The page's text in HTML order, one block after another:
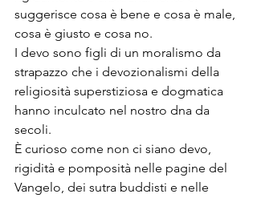
suggerisce cosa è bene e cosa è male,
cosa è giusto e cosa no.
I devo sono figli di un moralismo da
strapazzo che i devozionalismi della
religiosità superstiziosa e dogmatica
hanno inculcato nel nostro dna da
secoli.
È curioso come non ci siano devo,
rigidità e pomposità nelle pagine del
Vangelo, dei sutra buddisti e nelle